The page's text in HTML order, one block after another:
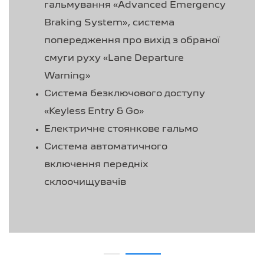
гальмування «Advanced Emergency
Braking System», система
попередження про вихід з обраної
смуги руху «Lane Departure
Warning»
Система безключового доступу
«Keyless Entry & Go»
Електричне стоянкове гальмо
Система автоматичного
включення передніх
склоочищувачів